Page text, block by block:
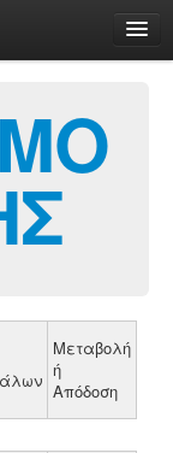
Μεταβολή
ή
Απόδοση